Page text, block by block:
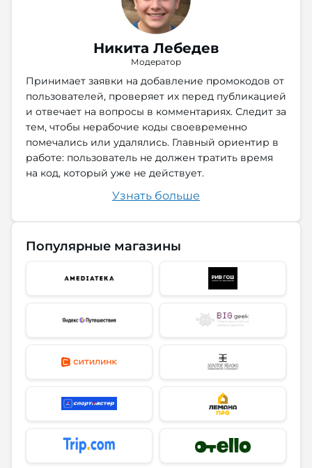
Никита Лебедев
Модератор
Принимает заявки на добавление промокодов от
пользователей, проверяет их перед публикацией
и отвечает на вопросы в комментариях. Следит за
тем, чтобы нерабочие коды своевременно
помечались или удалялись. Главный ориентир в
работе: пользователь не должен тратить время
на код, который уже не действует.
Узнать больше
Популярные магазины